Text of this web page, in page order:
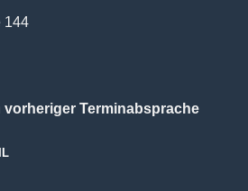
144
vorheriger Terminabsprache